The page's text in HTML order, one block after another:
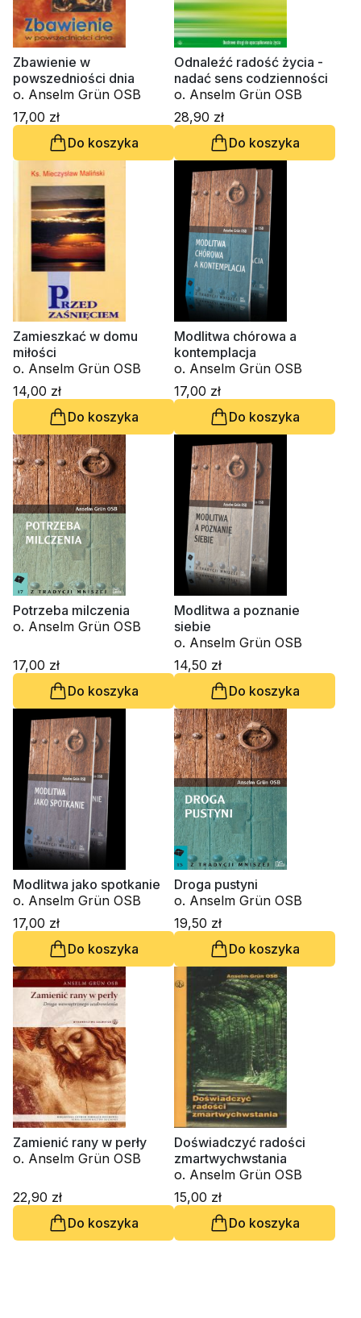
Zbawienie w
powszedniości dnia
o. Anselm Grün OSB
17,00 zł
Do koszyka
Odnaleźć radość życia -
nadać sens codzienności
o. Anselm Grün OSB
28,90 zł
Do koszyka
Zamieszkać w domu
miłości
o. Anselm Grün OSB
14,00 zł
Do koszyka
Modlitwa chórowa a
kontemplacja
o. Anselm Grün OSB
17,00 zł
Do koszyka
Potrzeba milczenia
o. Anselm Grün OSB
17,00 zł
Do koszyka
Modlitwa a poznanie
siebie
o. Anselm Grün OSB
14,50 zł
Do koszyka
Modlitwa jako spotkanie
o. Anselm Grün OSB
17,00 zł
Do koszyka
Droga pustyni
o. Anselm Grün OSB
19,50 zł
Do koszyka
Zamienić rany w perły
o. Anselm Grün OSB
22,90 zł
Do koszyka
Doświadczyć radości
zmartwychwstania
o. Anselm Grün OSB
15,00 zł
Do koszyka